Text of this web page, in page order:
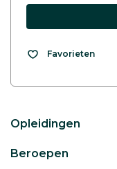
Favorieten
Opleidingen
Beroepen